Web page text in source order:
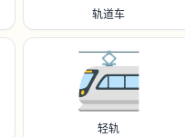
轨道车
🚈
轻轨